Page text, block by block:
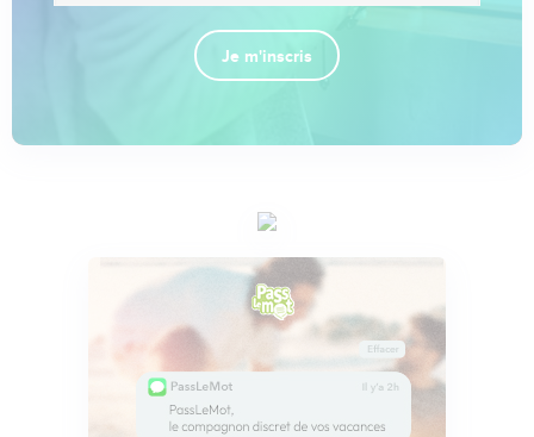
Je m'inscris